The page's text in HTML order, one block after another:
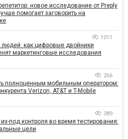
новое исследование от Preply
помогает заговорить на
1011
людей: как цифровые двойники
маркетинговые исследования
266
полноценным мобильным оператором:
Verizon, AT&T и T-Mobile
389
под контроля во время тестирования:
цели